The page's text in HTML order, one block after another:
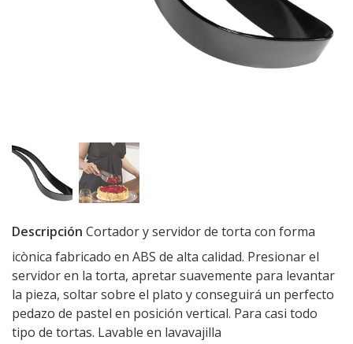
Descripción Cortador y servidor de torta con forma
icònica fabricado en ABS de alta calidad. Presionar el
servidor en la torta, apretar suavemente para levantar
la pieza, soltar sobre el plato y conseguirá un perfecto
pedazo de pastel en posición vertical. Para casi todo
tipo de tortas. Lavable en lavavajilla